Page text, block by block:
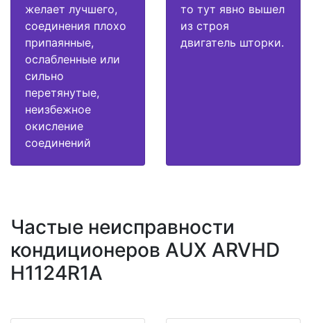
желает лучшего,
соединения плохо
припаянные,
ослабленные или
сильно
перетянутые,
неизбежное
окисление
соединений
то тут явно вышел
из строя
двигатель шторки.
Частые неисправности
кондиционеров AUX ARVHD
H1124R1A